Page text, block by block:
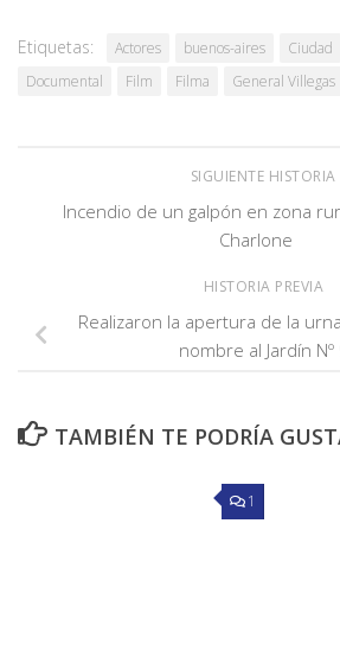
Etiquetas: Actores buenos-aires Ciudad
Documental
Film Filma General Villegas
SIGUIENTE HISTORIA
Incendio de un galpón en zona
Charlone
HISTORIA PREVIA
Realizaron la apertura de la
nombre al Jardín Nº
TAMBIÉN TE PODRÍA
1